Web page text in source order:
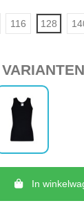
116 128
In